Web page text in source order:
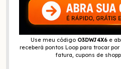
Use meu código O3DWJ4X6 e
receberá pontos Loop para trocar
fatura, cupons de